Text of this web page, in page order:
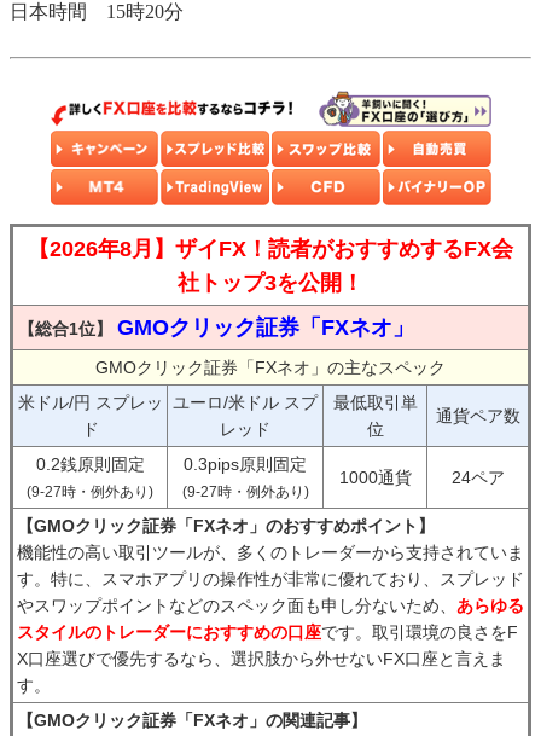
日本時間 15時20分
【2026年8月】ザイFX！読者がおすすめするFX会
社トップ3を公開！
【総合1位】 GMOクリック証券「FXネオ」
GMOクリック証券「FXネオ」の主なスペック
米ドル/円 スプレッ
ド
ユーロ/米ドル スプ
レッド
最低取引単
位
通貨ペア数
0.2銭原則固定
(9-27時・例外あり)
0.3pips原則固定
(9-27時・例外あり)
1000通貨 24ペア
【GMOクリック証券「FXネオ」のおすすめポイント】
機能性の高い取引ツールが、多くのトレーダーから支持されていま
す。特に、スマホアプリの操作性が非常に優れており、スプレッド
やスワップポイントなどのスペック面も申し分ないため、 あらゆる
スタイルのトレーダーにおすすめの口座です。取引環境の良さをF
X口座選びで優先するなら、選択肢から外せないFX口座と言えま
す。
【GMOクリック証券「FXネオ」の関連記事】